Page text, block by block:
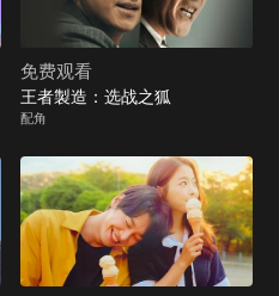
免费观看
王者製造：选战之狐
配角